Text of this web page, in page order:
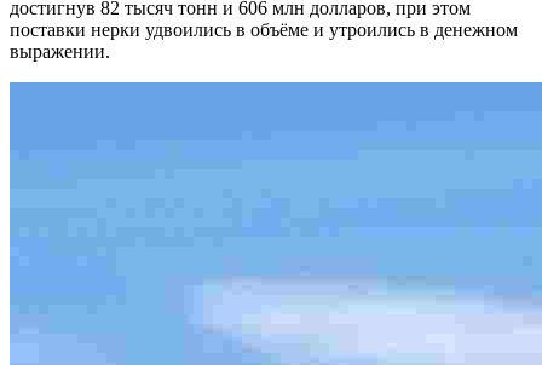
достигнув 82 тысяч тонн и 606 млн долларов, при этом
поставки нерки удвоились в объёме и утроились в денежном
выражении.